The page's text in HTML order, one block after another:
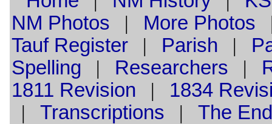
NM Photos | More Photos
TaufRegister| Parish |
Spelling | Researchers |
1811 Revision | 1834
| Transcriptions | The End